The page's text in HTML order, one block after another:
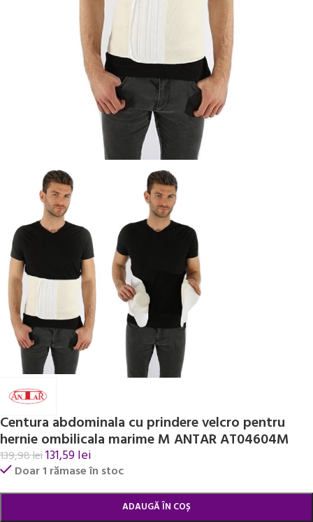
Centura abdominala cu prindere velcro pentru
hernie ombilicala marime M ANTAR AT04604M
139,98lei131,59lei
Doar 1 rămase în stoc
ADAUGĂ ÎN COȘ